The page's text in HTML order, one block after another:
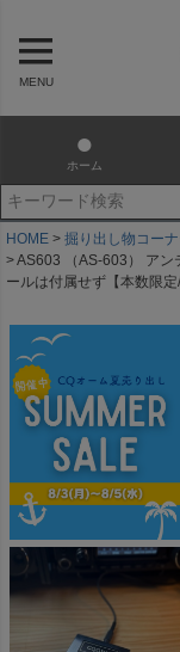
MENU
ホーム
HOME
掘り出し物コー
AS603 （AS-603） ア
ールは付属せず【本数限